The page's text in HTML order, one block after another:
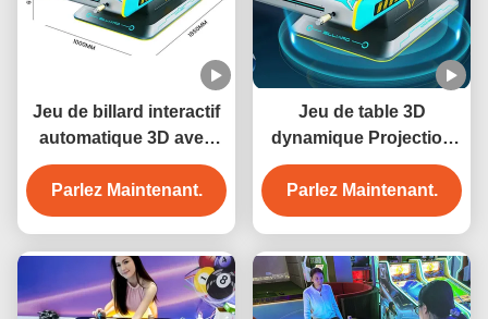
Jeu de billard interactif
automatique 3D avec
projection, 6 jeux,
construction métallique
Parlez Maintenant.
Jeu de table 3D
dynamique Projection
Interaction de billard 3D
Parlez Maintenant.